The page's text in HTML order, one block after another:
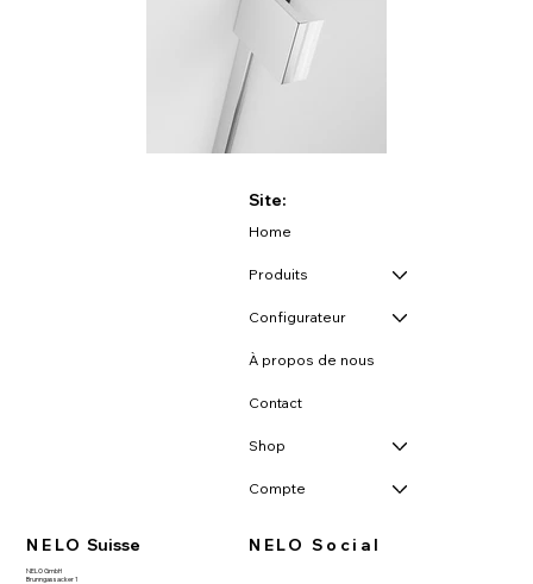
Site:
Home
Produits
Configurateur
À propos de nous
Contact
Shop
Compte
NELO Suisse
NELO GmbH
Brunngassacker 1
NELO Social